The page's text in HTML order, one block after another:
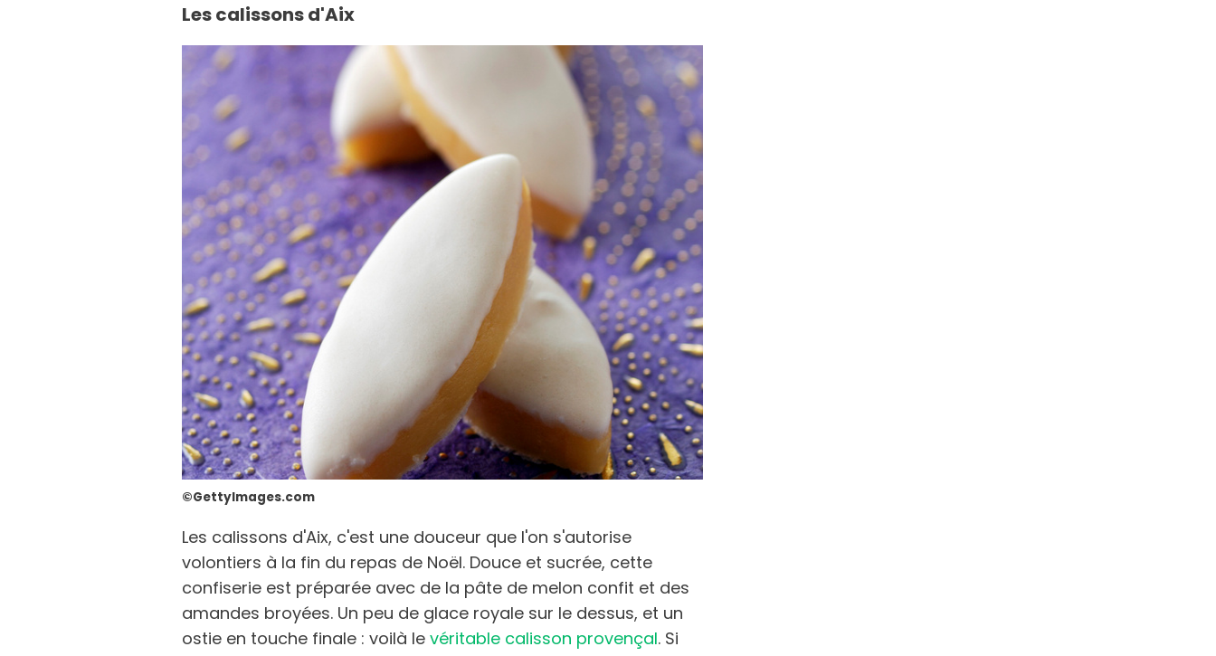
Les calissons d'Aix
©GettyImages.com
Les calissons d'Aix, c'est une douceur que l'on s'autorise
volontiers à la fin du repas de Noël. Douce et sucrée, cette
confiserie est préparée avec de la pâte de melon confit et des
amandes broyées. Un peu de glace royale sur le dessus, et un
ostie en touche finale : voilà levéritable calisson provençal. Si